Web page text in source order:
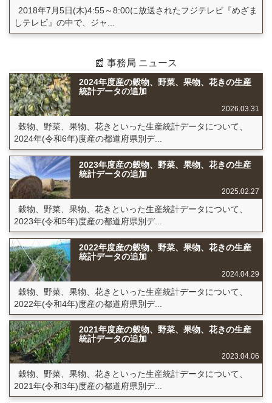
2018年7月5日(木)4:55～8:00に放送されたフジテレビ『めざま
しテレビ』の中で、ジャ...
📰 事務局 ニュース
2024年度産の穀物、野菜、果物、花きの生産
統計データの追加
2026.03.31
穀物、野菜、果物、花きといった生産統計データについて、
2024年(令和6年)度産の都道府県別デ...
2023年度産の穀物、野菜、果物、花きの生産
統計データの追加
2025.02.27
穀物、野菜、果物、花きといった生産統計データについて、
2023年(令和5年)度産の都道府県別デ...
2022年度産の穀物、野菜、果物、花きの生産
統計データの追加
2024.04.29
穀物、野菜、果物、花きといった生産統計データについて、
2022年(令和4年)度産の都道府県別デ...
2021年度産の穀物、野菜、果物、花きの生産
統計データの追加
2023.04.06
穀物、野菜、果物、花きといった生産統計データについて、
2021年(令和3年)度産の都道府県別デ...